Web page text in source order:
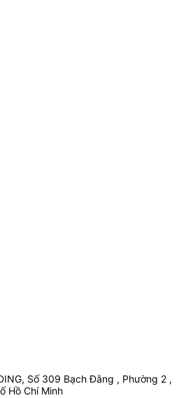
Số 309 Bạch Đằng , Phường 2 ,
Hồ Chí Minh